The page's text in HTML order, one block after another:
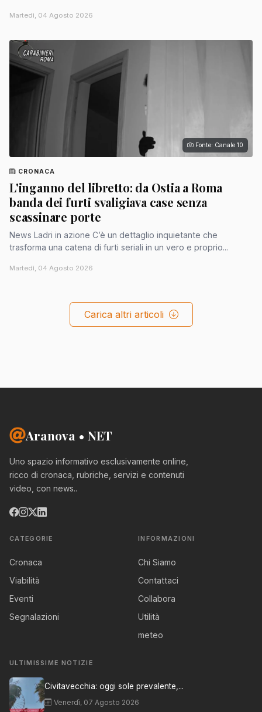
Martedì, 04 Agosto 2026
Fonte: Canale 10
CRONACA
L'inganno del libretto: da Ostia a Roma
banda dei furti svaligiava case senza
scassinare porte
News Ladri in azione C’è un dettaglio inquietante che
trasforma una catena di furti seriali in un vero e proprio...
Martedì, 04 Agosto 2026
Carica altri articoli
Aranova • NET
Uno spazio informativo esclusivamente online,
ricco di cronaca, rubriche, servizi e contenuti
video, con news..
CATEGORIE
Cronaca
Viabilità
Eventi
Segnalazioni
INFORMAZIONI
Chi Siamo
Contattaci
Collabora
Utilità
meteo
ULTIMISSIME NOTIZIE
Civitavecchia: oggi sole prevalente,...
Venerdì, 07 Agosto 2026